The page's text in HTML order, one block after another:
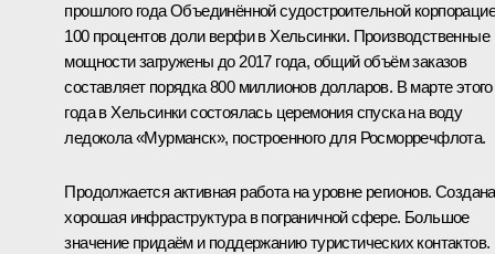
прошлого года Объединённой судостроительной
100 процентов доли верфи в Хельсинки. Производственные
мощности загружены до 2017 года, общий объём заказов
составляет порядка 800 миллионов долларов. В марте этого
года в Хельсинки состоялась церемония спуска на воду
ледокола «Мурманск», построенного для Росморречфлота.
Продолжается активная работа на уровне регионов. Создана
хорошая инфраструктура в пограничной сфере. Большое
значение придаём и поддержанию туристических контактов.